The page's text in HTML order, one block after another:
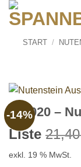
Zum
Inhalt
START /
-14%
190020 –
Liste
exkl. 19 % MwSt.